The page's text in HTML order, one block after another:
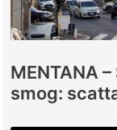
MENTANA
smog: